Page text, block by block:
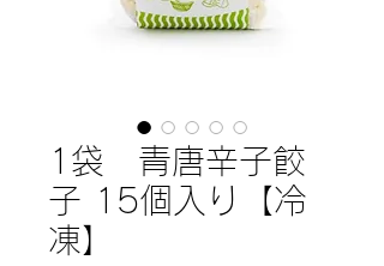
1袋 青唐辛子餃
子 15個入り【冷
凍】